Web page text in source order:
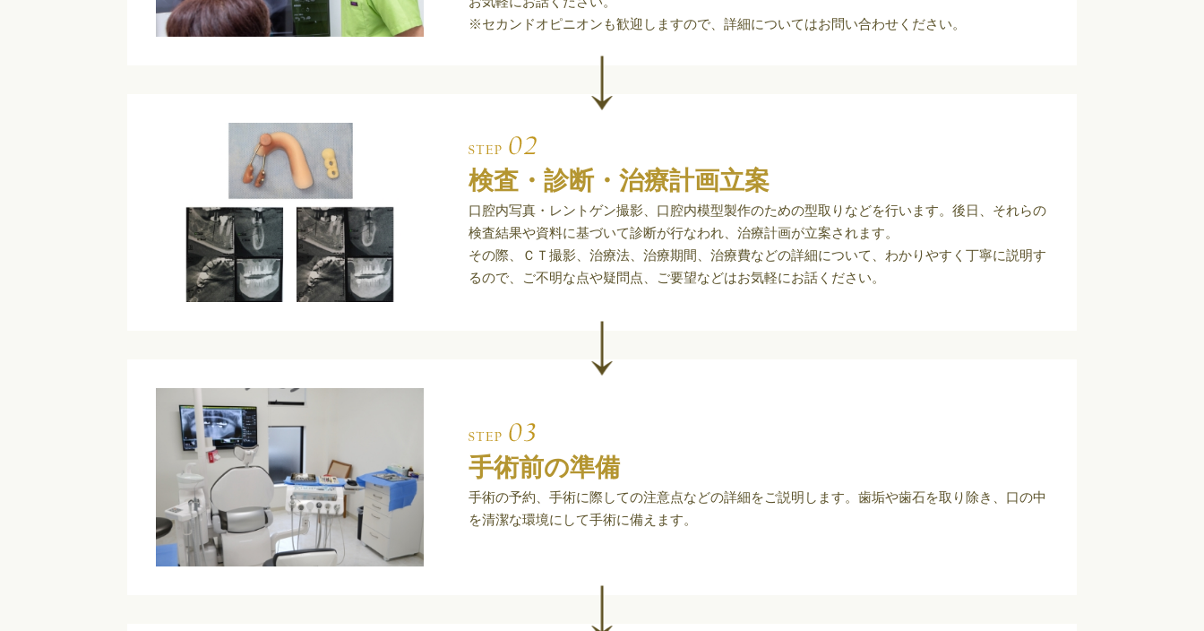
※セカンドオピニオンも歓迎しますので、詳細についてはお問い合わせください。
検査・診断・治療計画立案
口腔内写真・レントゲン撮影、口腔内模型製作のための型取りなどを行います。後日、それらの
検査結果や資料に基づいて診断が行なわれ、治療計画が立案されます。
その際、ＣＴ撮影、治療法、治療期間、治療費などの詳細について、わかりやすく丁寧に説明す
るので、ご不明な点や疑問点、ご要望などはお気軽にお話ください。
手術前の準備
手術の予約、手術に際しての注意点などの詳細をご説明します。歯垢や歯石を取り除き、口の中
を清潔な環境にして手術に備えます。